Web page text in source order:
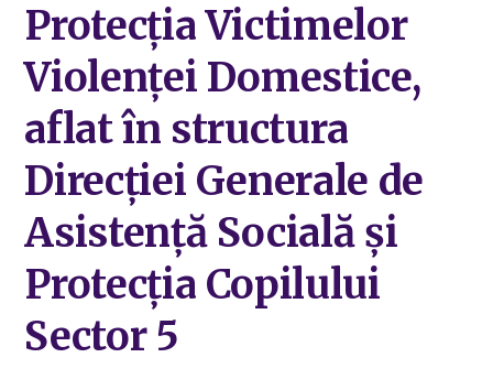
Protecția Victimelor
Violenței Domestice,
aflat în structura
Direcției Generale de
Asistență Socială și
Protecția Copilului
Sector 5